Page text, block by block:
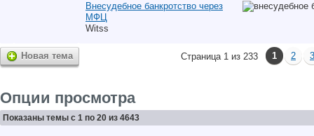
Внесудебное банкротство через
МФЦ
Witss
Новая тема Страница 1 из 233 1 2 3
Опции просмотра
Показаны темы с 1 по 20 из 4643